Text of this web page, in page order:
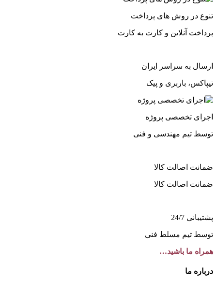
تنوع در روش های پرداخت
پرداخت آنلاین و کارت به کارت
ارسال به سراسر ایران
تیپاکس، باربری و پیک
اجرای تخصصی پروژه
توسط تیم مهندسی و فنی
ضمانت اصالت کالا
ضمانت اصالت کالا
پشتیبانی 24/7
توسط تیم مسلط فنی
همراه ما باشید…
درباره ما